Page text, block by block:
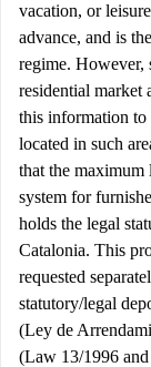
vacation, or
advance, and is
regime. However,
residential market
this information to
located in such
that the maximum
system for
holds the legal
Catalonia. This
requested
statutory/legal
(Ley de
(Law 13/1996